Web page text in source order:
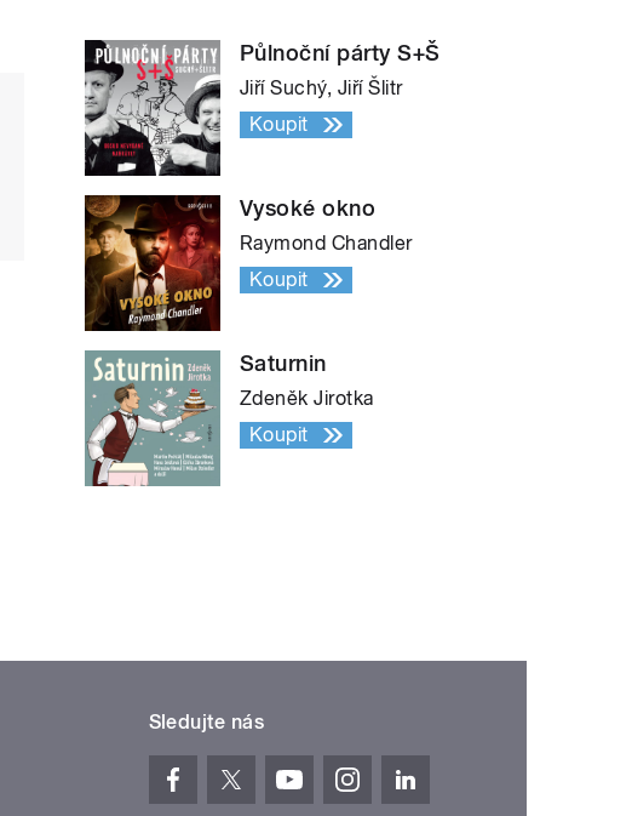
Půlnoční párty S+Š
Jiří Suchý, Jiří Šlitr
Koupit
Vysoké okno
Raymond Chandler
Koupit
Saturnin
Zdeněk Jirotka
Koupit
Sledujte nás